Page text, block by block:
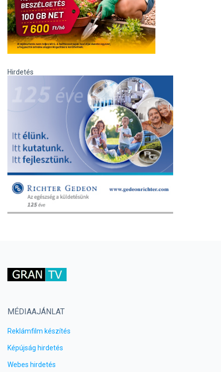
Hirdetés
MÉDIAAJÁNLAT
Reklámfilm készítés
Képújság hirdetés
Webes hirdetés